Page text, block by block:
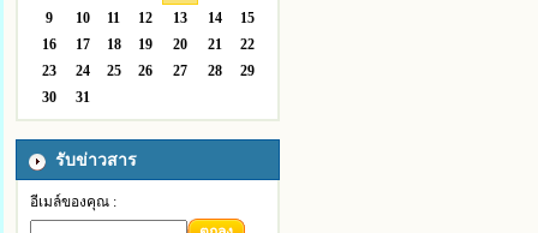
9
10 11 12 13 14
15
16
17 18 19 20 21
22
23
24 25 26 27 28
29
30
31
รับข่าวสาร
อีเมล์ของคุณ :